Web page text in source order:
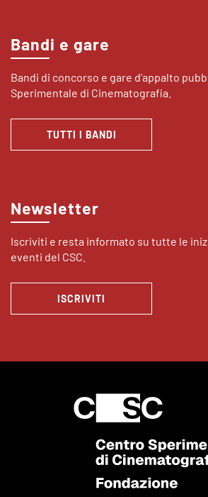
Bandi e gare
Bandi di concorso e gare d’appalto
Sperimentale di Cinematografia.
TUTTI I BANDI
Newsletter
Iscriviti e resta informato su tutte le
eventi del CSC.
ISCRIVITI